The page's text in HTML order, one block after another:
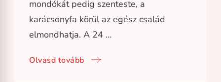
mondókát pedig szenteste, a
karácsonyfa körül az egész család
elmondhatja. A 24 …
Olvasd tovább